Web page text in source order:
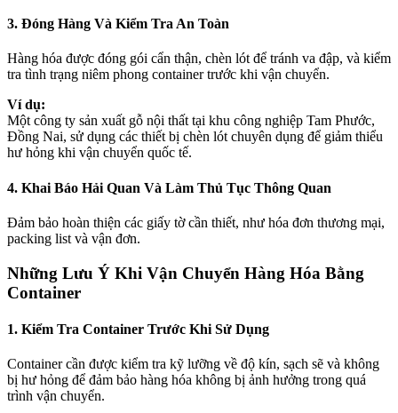
3. Đóng Hàng Và Kiểm Tra An Toàn
Hàng hóa được đóng gói cẩn thận, chèn lót để tránh va đập, và kiểm
tra tình trạng niêm phong container trước khi vận chuyển.
Ví dụ:
Một công ty sản xuất gỗ nội thất tại khu công nghiệp Tam Phước,
Đồng Nai, sử dụng các thiết bị chèn lót chuyên dụng để giảm thiểu
hư hỏng khi vận chuyển quốc tế.
4. Khai Báo Hải Quan Và Làm Thủ Tục Thông Quan
Đảm bảo hoàn thiện các giấy tờ cần thiết, như hóa đơn thương mại,
packing list và vận đơn.
Những Lưu Ý Khi Vận Chuyển Hàng Hóa Bằng
Container
1. Kiểm Tra Container Trước Khi Sử Dụng
Container cần được kiểm tra kỹ lưỡng về độ kín, sạch sẽ và không
bị hư hỏng để đảm bảo hàng hóa không bị ảnh hưởng trong quá
trình vận chuyển.